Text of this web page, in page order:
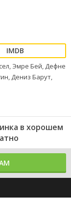
Эмре Бей, Дефне
Дениз Барут,
в хорошем